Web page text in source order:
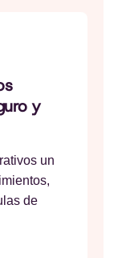
y
un
de